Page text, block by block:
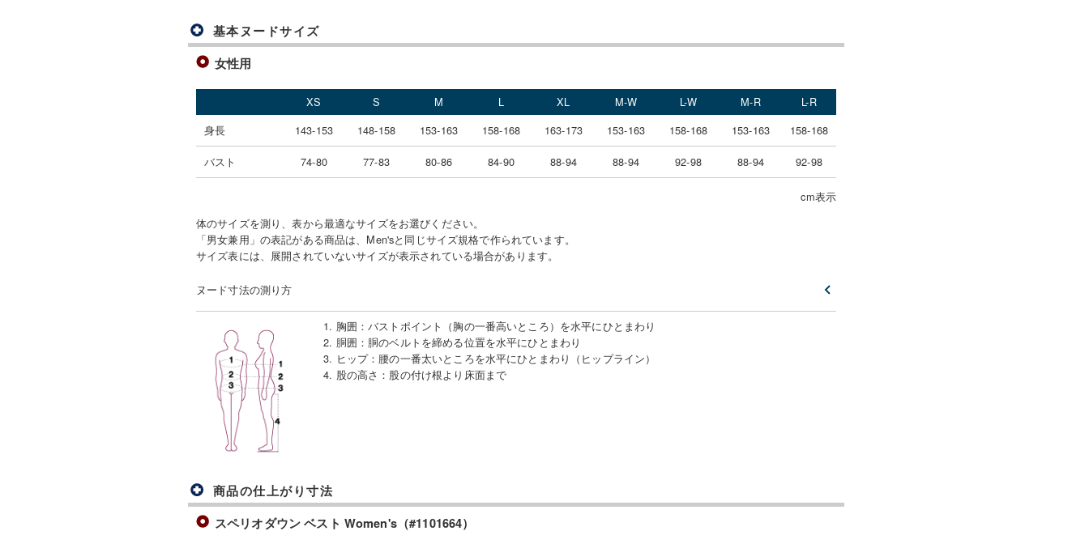
基本ヌードサイズ
女性用
XS S M L XL M-W L-W M-R
L-R
身長
143-153 148-158 153-163 158-168 163-173 153-163 158-168 153-163 158-168
バスト 74-80 77-83 80-86 84-90 88-94 88-94 92-98 88-94 92-98
cm表示
体のサイズを測り、表から最適なサイズをお選びください。
「男女兼用」の表記がある商品は、Men'sと同じサイズ規格で作られています。
サイズ表には、展開されていないサイズが表示されている場合があります。
ヌード寸法の測り方
1. 胸囲 ：バストポイント（胸の一番高いところ）を水平にひとまわり
2. 胴囲 ： 胴のベルトを締める位置を水平にひとまわり
3. ヒップ： 腰の一番太いところを水平にひとまわり（ヒップライン）
4. 股の高さ ： 股の付け根より床面まで
商品の仕上がり寸法
スペリオダウン ベスト Women's（#1101664）